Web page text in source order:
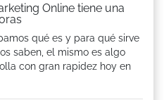
Online tiene una
qué es y para qué sirve
saben, el mismo es algo
con gran rapidez hoy en